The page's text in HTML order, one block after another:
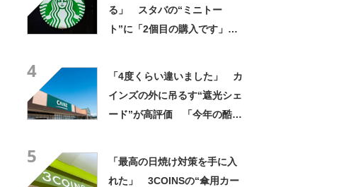
る」 スタバの“ミニトー
ト”に「2個目の購入です」
4
「4度くらい違いました」 カ
インズの外に吊るす“遮光シェ
ード”が高評価 「今年の酷暑
5
「最高の日焼け対策を手に入
れた」 3COINSの“傘用カー